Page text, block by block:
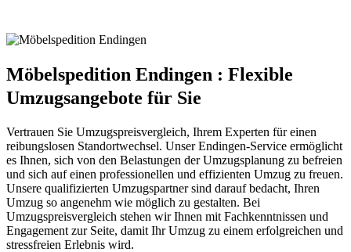
Möbelspedition Endingen : Flexible
Umzugsangebote für Sie
Vertrauen Sie Umzugspreisvergleich, Ihrem Experten für einen
reibungslosen Standortwechsel. Unser Endingen-Service ermöglicht
es Ihnen, sich von den Belastungen der Umzugsplanung zu befreien
und sich auf einen professionellen und effizienten Umzug zu freuen.
Unsere qualifizierten Umzugspartner sind darauf bedacht, Ihren
Umzug so angenehm wie möglich zu gestalten. Bei
Umzugspreisvergleich stehen wir Ihnen mit Fachkenntnissen und
Engagement zur Seite, damit Ihr Umzug zu einem erfolgreichen und
stressfreien Erlebnis wird.